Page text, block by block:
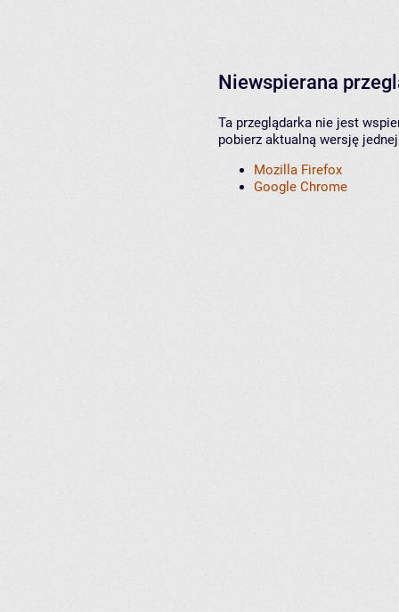
Niewspierana
Ta przeglądarka nie jest
pobierz aktualną wersję
Mozilla Firefox
Google Chrome